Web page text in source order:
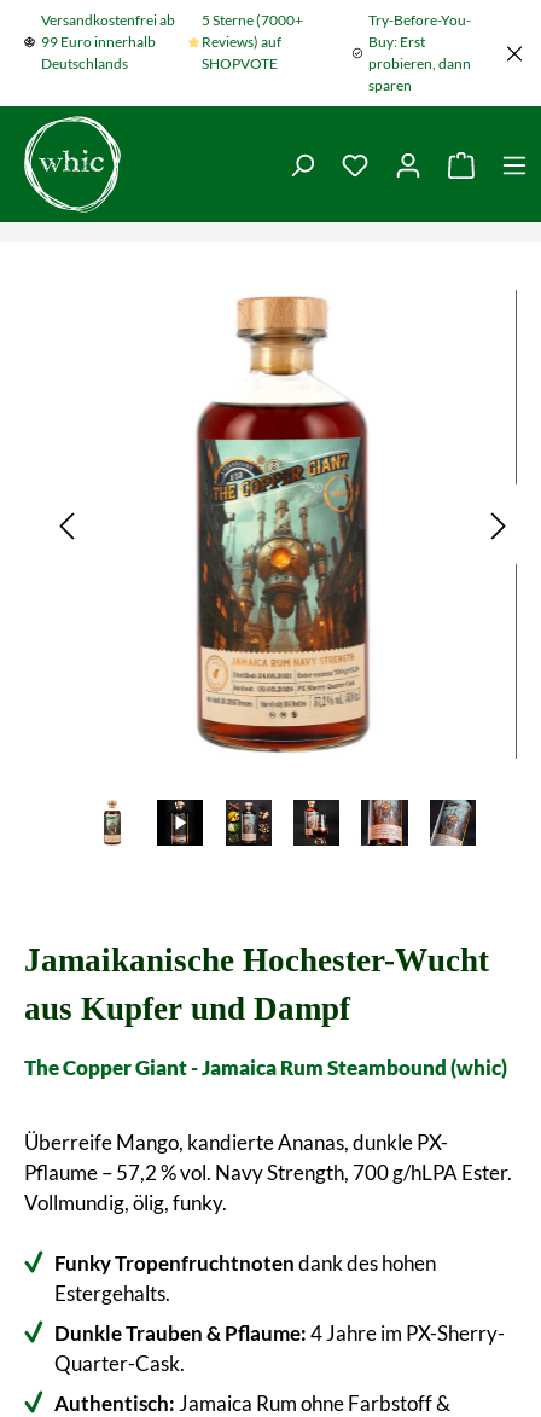
Zum Hauptinhalt springen
Versandkostenfrei ab
99 Euro innerhalb
Deutschlands
5 Sterne (7000+
Reviews) auf
SHOPVOTE
Try-Before-You-
Buy: Erst
probieren, dann
sparen
Du hast 0
Bildergalerie überspringen
Jamaikanische Hochester-Wucht
aus Kupfer und Dampf
The Copper Giant - Jamaica Rum Steambound (whic)
Überreife Mango, kandierte Ananas, dunkle PX-
Pflaume – 57,2 % vol. Navy Strength, 700 g/hLPA Ester.
Vollmundig, ölig, funky.
Funky Tropenfruchtnotendank des hohen
Estergehalts.
Dunkle Trauben & Pflaume:4 Jahre im PX-Sherry-
Quarter-Cask.
Authentisch: Jamaica Rum ohne Farbstoff &